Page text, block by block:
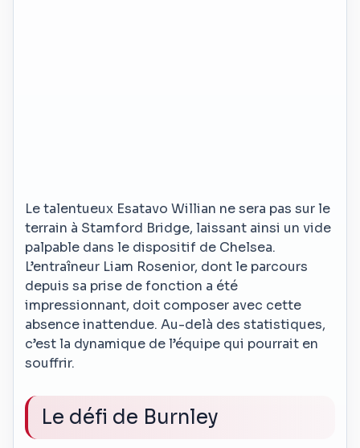
Le talentueux Esatavo Willian ne sera pas sur le
terrain à Stamford Bridge, laissant ainsi un vide
palpable dans le dispositif de Chelsea.
L’entraîneur Liam Rosenior, dont le parcours
depuis sa prise de fonction a été
impressionnant, doit composer avec cette
absence inattendue. Au-delà des statistiques,
c’est la dynamique de l’équipe qui pourrait en
souffrir.
Le défi de Burnley